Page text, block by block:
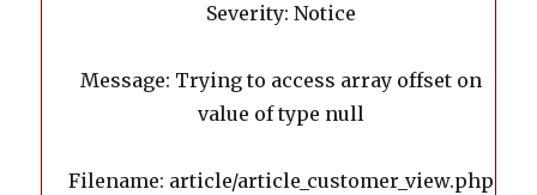
Severity: Notice
Message: Trying to access array offset on
value of type null
Filename: article/article_customer_view.php